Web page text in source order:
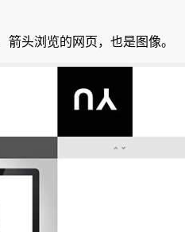
箭头浏览的网页，也是图像。